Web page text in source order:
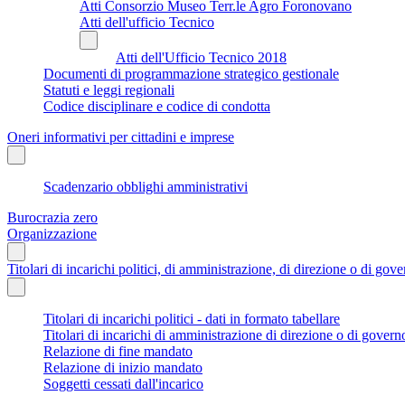
Atti Consorzio Museo Terr.le Agro Foronovano
Atti dell'ufficio Tecnico
Atti dell'Ufficio Tecnico 2018
Documenti di programmazione strategico gestionale
Statuti e leggi regionali
Codice disciplinare e codice di condotta
Oneri informativi per cittadini e imprese
Scadenzario obblighi amministrativi
Burocrazia zero
Organizzazione
Titolari di incarichi politici, di amministrazione, di direzione o di
Titolari di incarichi politici - dati in formato tabellare
Titolari di incarichi di amministrazione di direzione o di
Relazione di fine mandato
Relazione di inizio mandato
Soggetti cessati dall'incarico